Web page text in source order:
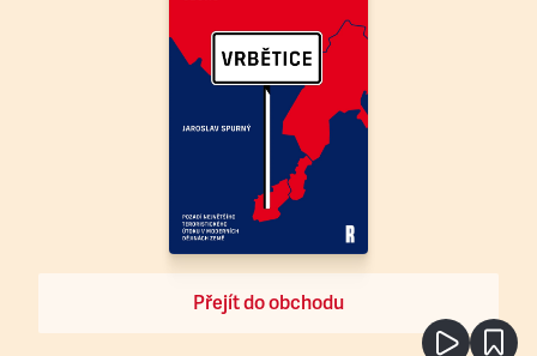
Přejít do obchodu